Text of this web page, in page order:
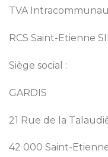
TVA
RCS Saint-Etienne
Siège social :
GARDIS
21 Rue de la
42 000 Saint-